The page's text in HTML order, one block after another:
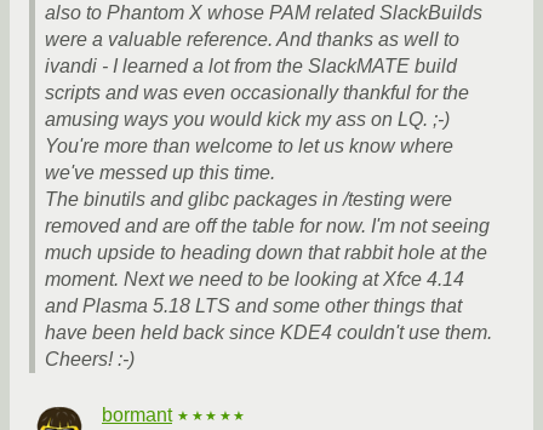
also to Phantom X whose PAM related SlackBuilds
were a valuable reference. And thanks as well to
ivandi - I learned a lot from the SlackMATE build
scripts and was even occasionally thankful for the
amusing ways you would kick my ass on LQ. ;-)
You're more than welcome to let us know where
we've messed up this time.
The binutils and glibc packages in /testing were
removed and are off the table for now. I'm not seeing
much upside to heading down that rabbit hole at the
moment. Next we need to be looking at Xfce 4.14
and Plasma 5.18 LTS and some other things that
have been held back since KDE4 couldn't use them.
Cheers! :-)
bormant ★★★★★